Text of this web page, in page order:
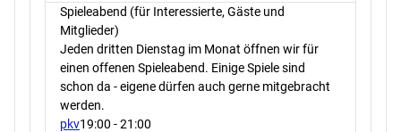
Spieleabend (für Interessierte, Gäste und
Mitglieder)
Jeden dritten Dienstag im Monat öffnen wir für
einen offenen Spieleabend. Einige Spiele sind
schon da - eigene dürfen auch gerne mitgebracht
werden.
pkv19:00 - 21:00